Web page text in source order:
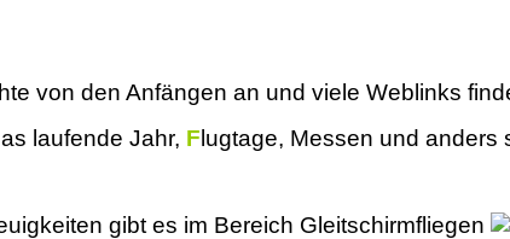
von den Anfängen an und viele Weblinks
laufende Jahr, Flugtage, Messen und anders
gibt es im Bereich Gleitschirmfliegen